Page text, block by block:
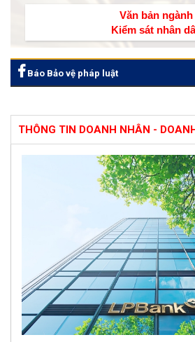
Văn bản ngành
Kiểm sát nhân
Báo Bảo vệ pháp luật
THÔNG TIN DOANH NHÂN -